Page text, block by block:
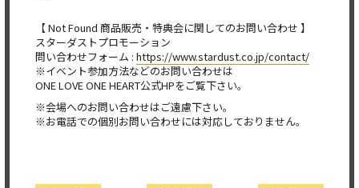
【 Not Found 商品販売・特典会に関してのお問い合わせ 】
スターダストプロモーション
問い合わせフォーム : https://www.stardust.co.jp/contact/
※イベント参加方法などのお問い合わせは
ONE LOVE ONE HEART公式HPをご覧下さい。
※会場へのお問い合わせはご遠慮下さい。
※お電話での個別お問い合わせには対応しておりません。